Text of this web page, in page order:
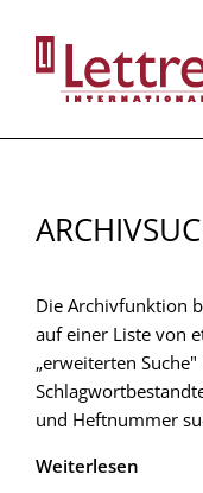
Inhalt
Die Archivfunktion
auf einer Liste von
„erweiterten
und Heftnummer
Weiterlesen